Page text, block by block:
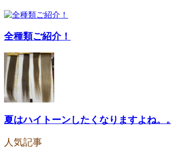
全種類ご紹介！
夏はハイトーンしたくなりますよね。。
人気記事